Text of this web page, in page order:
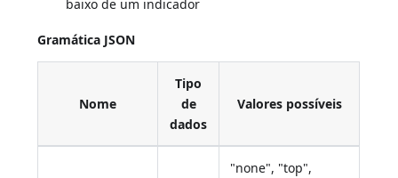
baixo de um indicador
Gramática JSON
Nome
Tipo
de
dados
Valores possíveis
"none", "top",